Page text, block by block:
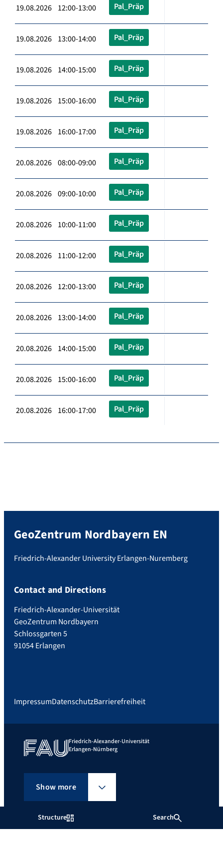
Structure Search
19.08.2026 12:00-13:00 Pal_Präp
19.08.2026 13:00-14:00 Pal_Präp
19.08.2026 14:00-15:00 Pal_Präp
19.08.2026 15:00-16:00 Pal_Präp
19.08.2026 16:00-17:00 Pal_Präp
20.08.2026 08:00-09:00 Pal_Präp
20.08.2026 09:00-10:00 Pal_Präp
20.08.2026 10:00-11:00 Pal_Präp
20.08.2026 11:00-12:00 Pal_Präp
20.08.2026 12:00-13:00 Pal_Präp
20.08.2026 13:00-14:00 Pal_Präp
20.08.2026 14:00-15:00 Pal_Präp
20.08.2026 15:00-16:00 Pal_Präp
20.08.2026 16:00-17:00 Pal_Präp
GeoZentrum Nordbayern EN
Friedrich-Alexander University Erlangen-Nuremberg
Contact and Directions
Friedrich-Alexander-Universität
GeoZentrum Nordbayern
Schlossgarten 5
91054 Erlangen
ImpressumDatenschutzBarrierefreiheit
Friedrich-Alexander-Universität
Erlangen-Nürnberg
Show more